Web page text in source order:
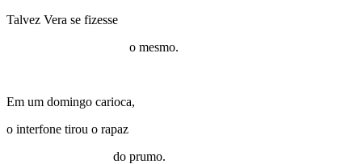
Talvez Vera se fizesse
o mesmo.
Em um domingo carioca,
o interfone tirou o rapaz
do prumo.